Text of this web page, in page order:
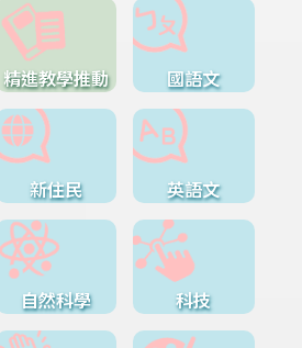
精進教學推動 國語文
新住民 英語文
自然科學 科技